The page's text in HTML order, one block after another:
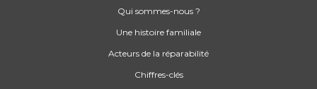
Qui sommes-nous ?
Une histoire familiale
Acteurs de la réparabilité
Chiffres-clés